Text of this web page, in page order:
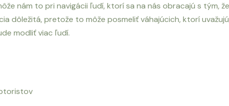
nám to pri navigácii ľudí, ktorí sa na nás obracajú s tým,
dôležitá, pretože to môže posmeliť váhajúcich, ktorí
modliť viac ľudí.